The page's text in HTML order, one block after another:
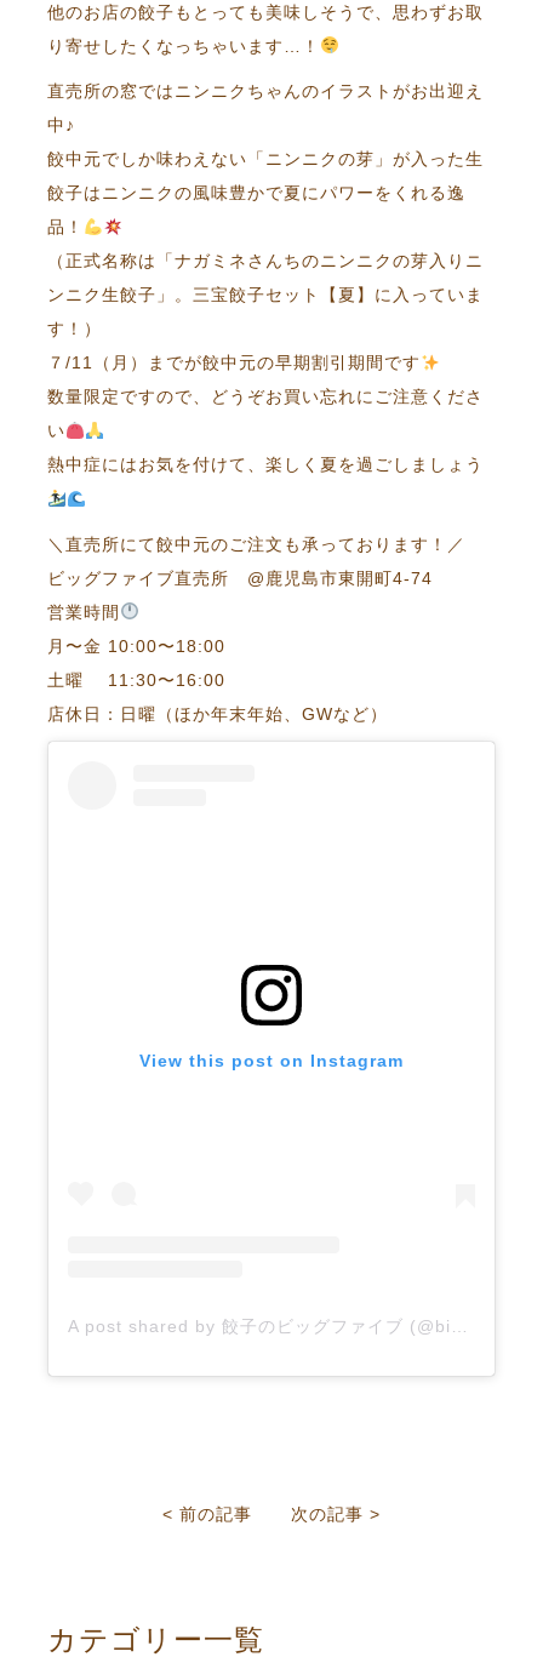
他のお店の餃子もとっても美味しそうで、思わずお取
り寄せしたくなっちゃいます…！
直売所の窓ではニンニクちゃんのイラストがお出迎え
中♪
餃中元でしか味わえない「ニンニクの芽」が入った生
餃子はニンニクの風味豊かで夏にパワーをくれる逸
品！
（正式名称は「ナガミネさんちのニンニクの芽入りニ
ンニク生餃子」。三宝餃子セット【夏】に入っていま
す！）
７/11（月）までが餃中元の早期割引期間です
数量限定ですので、どうぞお買い忘れにご注意くださ
い
熱中症にはお気を付けて、楽しく夏を過ごしましょう
＼直売所にて餃中元のご注文も承っております！／
ビッグファイブ直売所 @鹿児島市東開町4-74
営業時間
月〜金 10:00〜18:00
土曜 11:30〜16:00
店休日：日曜（ほか年末年始、GWなど）
View this post on Instagram
< 前の記事 次の記事 >
カテゴリー一覧